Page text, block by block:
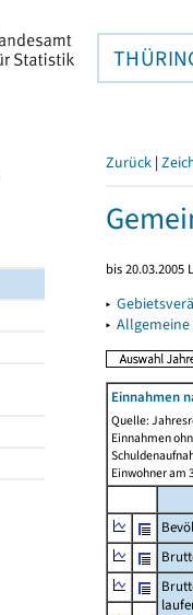
Zurück |
bis
▸
▸
Einnahmen
Quelle:
Einnahmen
Einwohner am